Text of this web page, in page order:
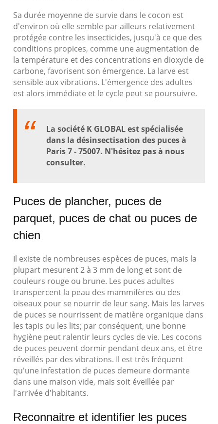
Sa durée moyenne de survie dans le cocon est
d'environ où elle semble par ailleurs relativement
protégée contre les insecticides, jusqu'à ce que des
conditions propices, comme une augmentation de
la température et des concentrations en dioxyde de
carbone, favorisent son émergence. La larve est
sensible aux vibrations. L'émergence des adultes
est alors immédiate et le cycle peut se poursuivre.
La société K GLOBAL est spécialisée
dans la désinsectisation des puces à
Paris 7 - 75007. N'hésitez pas à nous
consulter.
Puces de plancher, puces de
parquet, puces de chat ou puces de
chien
Il existe de nombreuses espèces de puces, mais la
plupart mesurent 2 à 3 mm de long et sont de
couleurs rouge ou brune. Les puces adultes
transpercent la peau des mammifères ou des
oiseaux pour se nourrir de leur sang. Mais les larves
de puces se nourrissent de matière organique dans
les tapis ou les lits; par conséquent, une bonne
hygiène peut ralentir leurs cycles de vie. Les cocons
de puces peuvent dormir pendant deux ans, et être
réveillés par des vibrations. Il est très fréquent
qu'une infestation de puces demeure dormante
dans une maison vide, mais soit éveillée par
l'arrivée d'habitants.
Reconnaitre et identifier les puces